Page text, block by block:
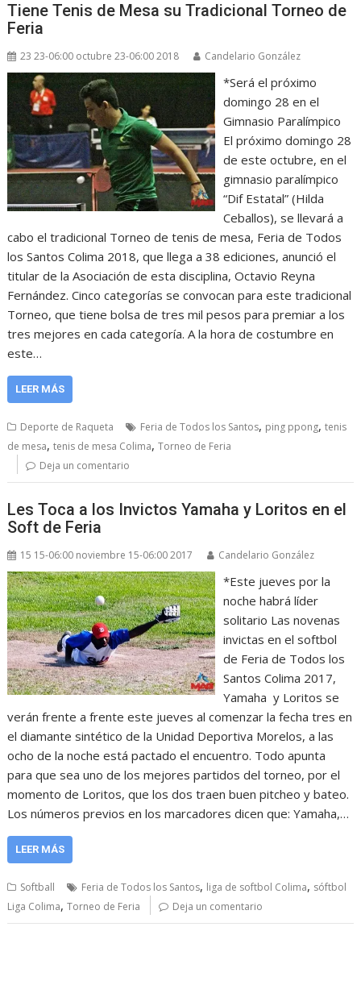
Tiene Tenis de Mesa su Tradicional Torneo de
Feria
23 23-06:00 octubre 23-06:00 2018 Candelario González
*Será el próximo
domingo 28 en el
Gimnasio Paralímpico
El próximo domingo 28
de este octubre, en el
gimnasio paralímpico
“Dif Estatal” (Hilda
Ceballos), se llevará a
cabo el tradicional Torneo de tenis de mesa, Feria de Todos
los Santos Colima 2018, que llega a 38 ediciones, anunció el
titular de la Asociación de esta disciplina, Octavio Reyna
Fernández. Cinco categorías se convocan para este tradicional
Torneo, que tiene bolsa de tres mil pesos para premiar a los
tres mejores en cada categoría. A la hora de costumbre en
este…
LEER MÁS
Deporte de Raqueta Feria de Todos los Santos, ping ppong,tenis
de mesa,tenis de mesa Colima,Torneo de Feria
Deja un comentario
Les Toca a los Invictos Yamaha y Loritos en el
Soft de Feria
15 15-06:00 noviembre 15-06:00 2017 Candelario González
*Este jueves por la
noche habrá líder
solitario Las novenas
invictas en el softbol
de Feria de Todos los
Santos Colima 2017,
Yamaha y Loritos se
verán frente a frente este jueves al comenzar la fecha tres en
el diamante sintético de la Unidad Deportiva Morelos, a las
ocho de la noche está pactado el encuentro. Todo apunta
para que sea uno de los mejores partidos del torneo, por el
momento de Loritos, que los dos traen buen pitcheo y bateo.
Los números previos en los marcadores dicen que: Yamaha,…
LEER MÁS
Softball Feria de Todos los Santos, liga de softbol Colima, sóftbol
Liga Colima,Torneo de Feria Deja un comentario